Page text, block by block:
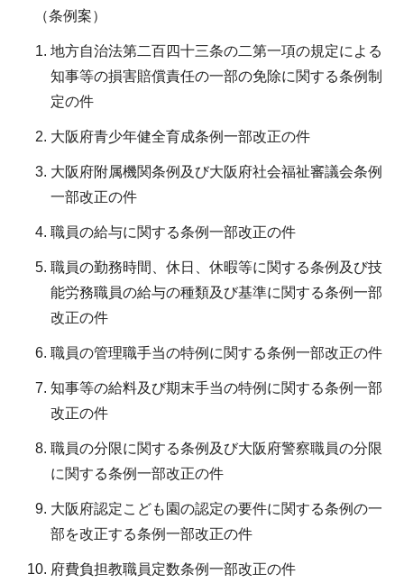
（条例案）
地方自治法第二百四十三条の二第一項の規定による
知事等の損害賠償責任の一部の免除に関する条例制
定の件
大阪府青少年健全育成条例一部改正の件
大阪府附属機関条例及び大阪府社会福祉審議会条例
一部改正の件
職員の給与に関する条例一部改正の件
職員の勤務時間、休日、休暇等に関する条例及び技
能労務職員の給与の種類及び基準に関する条例一部
改正の件
職員の管理職手当の特例に関する条例一部改正の件
知事等の給料及び期末手当の特例に関する条例一部
改正の件
職員の分限に関する条例及び大阪府警察職員の分限
に関する条例一部改正の件
大阪府認定こども園の認定の要件に関する条例の一
部を改正する条例一部改正の件
府費負担教職員定数条例一部改正の件